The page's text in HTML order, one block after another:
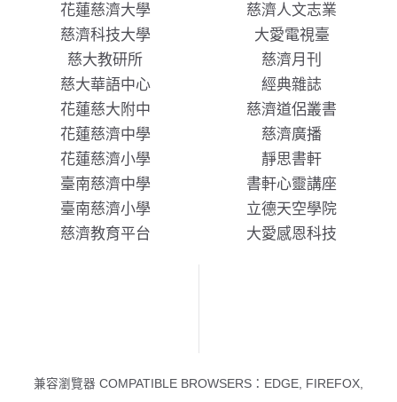
花蓮慈濟大學
慈濟科技大學
慈大教研所
慈大華語中心
花蓮慈大附中
花蓮慈濟中學
花蓮慈濟小學
臺南慈濟中學
臺南慈濟小學
慈濟教育平台
慈濟人文志業
大愛電視臺
慈濟月刊
經典雜誌
慈濟道侶叢書
慈濟廣播
靜思書軒
書軒心靈講座
立德天空學院
大愛感恩科技
兼容瀏覽器 COMPATIBLE BROWSERS：EDGE, FIREFOX,